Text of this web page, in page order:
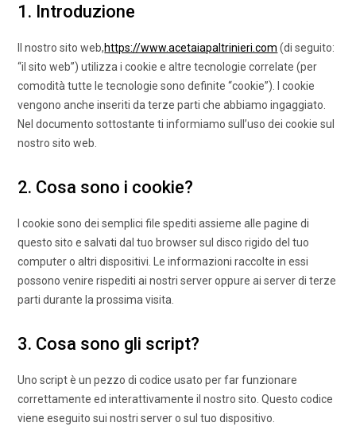
1. Introduzione
Il nostro sito web,https://www.acetaiapaltrinieri.com (di seguito:
“il sito web”) utilizza i cookie e altre tecnologie correlate (per
comodità tutte le tecnologie sono definite “cookie”). I cookie
vengono anche inseriti da terze parti che abbiamo ingaggiato.
Nel documento sottostante ti informiamo sull’uso dei cookie sul
nostro sito web.
2. Cosa sono i cookie?
I cookie sono dei semplici file spediti assieme alle pagine di
questo sito e salvati dal tuo browser sul disco rigido del tuo
computer o altri dispositivi. Le informazioni raccolte in essi
possono venire rispediti ai nostri server oppure ai server di terze
parti durante la prossima visita.
3. Cosa sono gli script?
Uno script è un pezzo di codice usato per far funzionare
correttamente ed interattivamente il nostro sito. Questo codice
viene eseguito sui nostri server o sul tuo dispositivo.